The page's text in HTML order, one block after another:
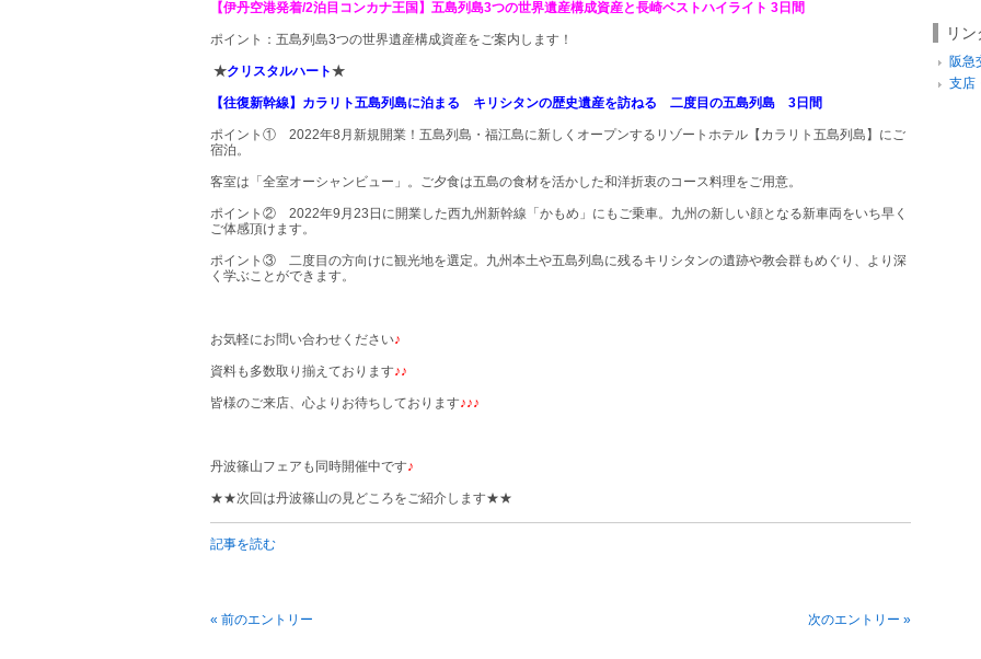
【伊丹空港発着/2泊目コンカナ王国】五島列島3つの世界遺産構成資産と長崎ベストハイライト 3日間
ポイント：五島列島3つの世界遺産構成資産をご案内します！
★クリスタルハート★
【往復新幹線】カラリト五島列島に泊まる キリシタンの歴史遺産を訪ねる 二度目の五島列島 3日間
ポイント① 2022年8 月新規開業！五島列島・福江島に新しくオープンするリゾートホテル【カラリト五島列島】にご
宿泊。
客室は「全室オーシャンビュー」。ご夕食は五島の食材を活かした和洋折衷のコース料理をご用意。
ポイント② 2022年9 月23 日に開業した西九州新幹線「かもめ」にもご乗車。九州の新しい顔となる新車両をいち早く
ご体感頂けます。
ポイント③ 二度目の方向けに観光地を選定。九州本土や五島列島に残るキリシタンの遺跡や教会群もめぐり、より深
く学ぶことができます。
お気軽にお問い合わせください♪
資料も多数取り揃えております♪♪
皆様のご来店、心よりお待ちしております♪♪♪
丹波篠山フェアも同時開催中です♪
★★次回は丹波篠山の見どころをご紹介します★★
記事を読む
« 前のエントリー 次のエントリー »
リン
阪急
支店